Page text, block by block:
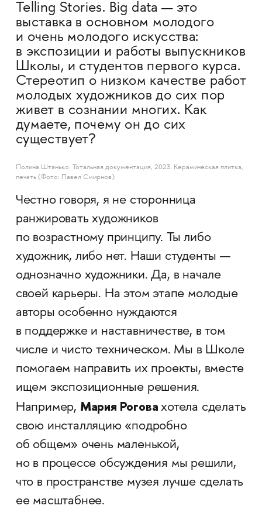
Telling Stories. Big data — это
выставка в основном молодого
и очень молодого искусства:
в экспозиции и работы выпускников
Школы, и студентов первого курса.
Стереотип о низком качестве работ
молодых художников до сих пор
живет в сознании многих. Как
думаете, почему он до сих
существует?
Полина Штанько. Тотальная документация, 2023. Керамическая плитка,
печать (Фото: Павел Смирнов)
Честно говоря, я не сторонница
ранжировать художников
по возрастному принципу. Ты либо
художник, либо нет. Наши студенты —
однозначно художники. Да, в начале
своей карьеры. На этом этапе молодые
авторы особенно нуждаются
в поддержке и наставничестве, в том
числе и чисто техническом. Мы в Школе
помогаем направить их проекты, вместе
ищем экспозиционные решения.
Например, Мария Роговахотела сделать
свою инсталляцию «подробно
об общем» очень маленькой,
но в процессе обсуждения мы решили,
что в пространстве музея лучше сделать
ее масштабнее.